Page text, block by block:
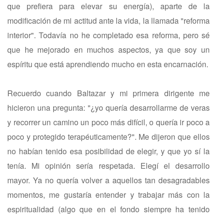
que prefiera para elevar su energía), aparte de la
modificación de mi actitud ante la vida, la llamada "reforma
interior". Todavía no he completado esa reforma, pero sé
que he mejorado en muchos aspectos, ya que soy un
espíritu que está aprendiendo mucho en esta encarnación.
Recuerdo cuando Baltazar y mi primera dirigente me
hicieron una pregunta: "¿yo quería desarrollarme de veras
y recorrer un camino un poco más difícil, o quería ir poco a
poco y protegido terapéuticamente?". Me dijeron que ellos
no habían tenido esa posibilidad de elegir, y que yo sí la
tenía. Mi opinión sería respetada. Elegí el desarrollo
mayor. Ya no quería volver a aquellos tan desagradables
momentos, me gustaría entender y trabajar más con la
espiritualidad (algo que en el fondo siempre ha tenido